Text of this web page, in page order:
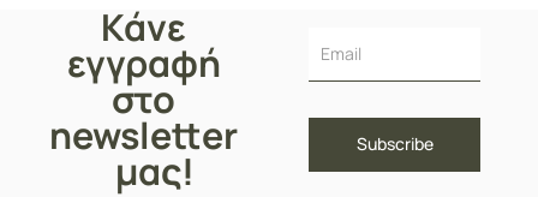
Κάνε
εγγραφή
στο
newsletter
μας!